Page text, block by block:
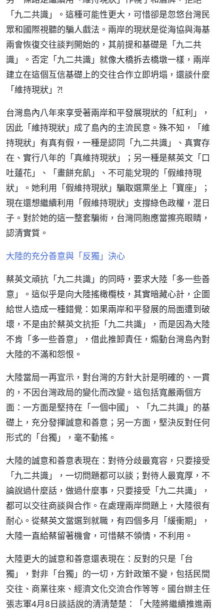
「九二共識」。這種可能性更大，可惜卻是忽悠台灣民
眾和國際視聽的騙人戲法。兩岸的現狀是從海協與海基
兩會恢復交往談判開始的，其前提和基礎是「九二共
識」。否定「九二共識」就像大橋拆去橋墩一樣，兩岸
建立在這個互信基礎上的交往合作立即坍塌，還談什麼
「維持現狀」?!
台灣島內八年來享受著兩岸和平發展現狀的「紅利」，
因此「維持現狀」成了島內的主流民意。殊不知，「維
持現狀」有真有假，一種是認同「九二共識」、真實存
在、實行八年的「真維持現狀」；另一種是蔡英文「口
吐蓮花」、「畫餅充飢」、不可能兌現的「假維持現
狀」。她利用「假維持現狀」騙取選票坐上「寶座」；
現在還想繼續利用「假維持現狀」支撐綠色政權，混日
子。對於她的這一整套騙術，台灣同胞應當擦亮眼睛，
認清實質。
大陸的充分善意與「反獨」決心
蔡英文頑抗「九二共識」的同時，要求大陸「多一些善
意」。這似乎是向大陸搖橄欖枝，其實暗藏心計，企圖
給世人造成一種錯覺：如果兩岸和平發展的局面遭到破
壞，不是由於蔡英文抗拒「九二共識」，而是因為大陸
不肯「多一些善意」，借此推卸責任，煽動台灣島內對
大陸的不滿和怨恨。
大陸當局一再宣示，對台灣的方針大計是明確的、一貫
的，不因台灣政局的變化而改變。這包括寬嚴兩個方
面：一方面是堅持在「一個中國」、「九二共識」的基
礎上，充分發揮誠意和善意；另一方面，堅決反對任何
形式的「台獨」，毫不動搖。
大陸的誠意和善意表現在：對待分歧最寬容，只要接受
「九二共識」，一切問題都可以談；對待人最寬厚，不
論說過什麼話，做過什麼事，只要接受「九二共識」，
都可以交往商談與合作。在處理兩岸問題上，大陸很有
耐心。從蔡英文當選到就職，有四個多月「緩衝期」，
大陸一直給蔡留著機會，可惜蔡不領情，不利用。
大陸更大的誠意和善意還表現在：反對的只是「台
獨」，對非「台獨」的一切，方針政策不變，包括民間
交往、商業往來、經濟文化交流合作等等。國台辦主任
張志軍4月8日談話說的清清楚楚：「大陸將繼續推進兩